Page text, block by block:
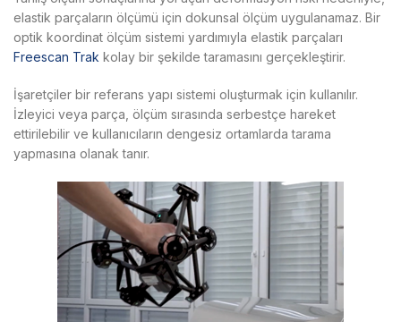
elastik parçaların ölçümü için dokunsal ölçüm uygulanamaz. Bir
optik koordinat ölçüm sistemi yardımıyla elastik parçaları
Freescan Trak kolay bir şekilde taramasını gerçekleştirir.
İşaretçiler bir referans yapı sistemi oluşturmak için kullanılır.
İzleyici veya parça, ölçüm sırasında serbestçe hareket
ettirilebilir ve kullanıcıların dengesiz ortamlarda tarama
yapmasına olanak tanır.